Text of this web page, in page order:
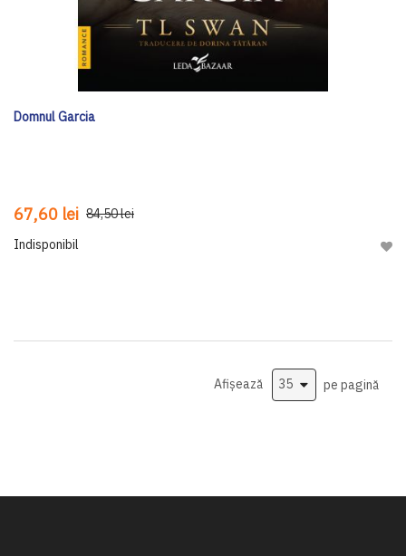
Domnul Garcia
67,60 lei 84,50 lei
Indisponibil
Afișează pe pagină